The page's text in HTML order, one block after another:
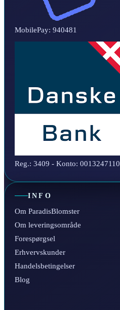
MobilePay: 940481
Reg.: 3409 - Konto: 0013247110
INFO
Om ParadisBlomster
Om leveringsområde
Forespørgsel
Erhvervskunder
Handelsbetingelser
Blog